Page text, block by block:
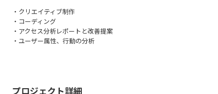
・クリエイティブ制作
・コーディング
・アクセス分析レポートと改善提案
・ユーザー属性、⾏動の分析
プロジェクト詳細